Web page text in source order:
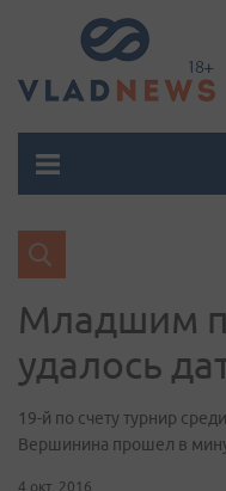
Младшим
удалось
19-й по счету турнир
Вершинина прошел в
4 окт. 2016